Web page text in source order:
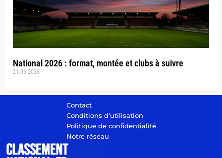
National 2026 : format, montée et clubs à suivre
21.06.2026
Contact
Conditions d’utilisation
Politique de confidentialité
Notre réseau